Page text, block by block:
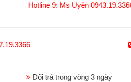
Hotline 9: Ms Uyên
Đổi trả trong vòng 3 ngày